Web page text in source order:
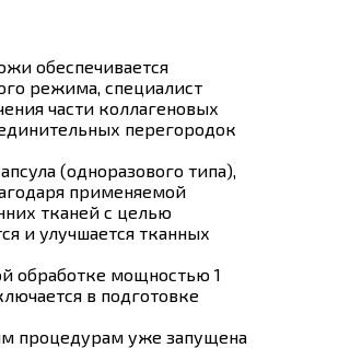
обеспечивается
режима, специалист
части коллагеновых
перегородок
(одноразового типа),
применяемой
тканей с целью
и улучшается тканных
обработке мощностью 1
в подготовке
процедурам уже запущена